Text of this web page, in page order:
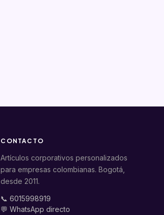
CONTACTO
Artículos corporativos personalizados
para empresas colombianas. Bogotá,
desde 2011.
📞 6015998919
💬 WhatsApp directo